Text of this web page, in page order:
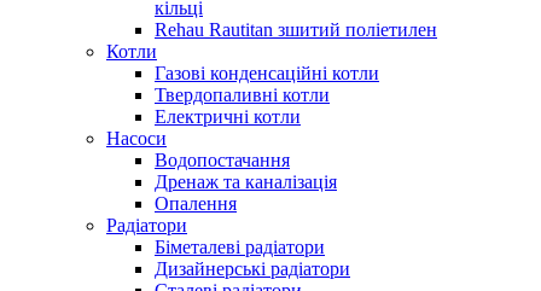
кільці
Rehau Rautitan зшитий поліетилен
Котли
Газові конденсаційні котли
Твердопаливні котли
Електричні котли
Насоси
Водопостачання
Дренаж та каналізація
Опалення
Радіатори
Біметалеві радіатори
Дизайнерські радіатори